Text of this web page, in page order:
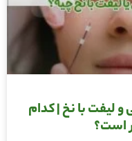
و لیفت با نخ | کدام
است؟